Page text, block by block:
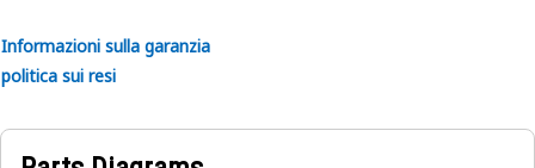
Informazioni sulla garanzia
politica sui resi